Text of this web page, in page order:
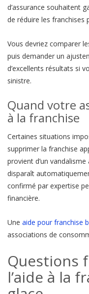
d’assurance souhaitent
de réduire les franchises
Vous devriez comparer
puis demander un
d’excellents résultats si
sinistre.
Quand votre
à la franchise
Certaines situations
supprimer la franchise
provient d’un
disparaît
confirmé par expertise
financière.
Une aide pour franchise
associations de
Questions
l’aide à la